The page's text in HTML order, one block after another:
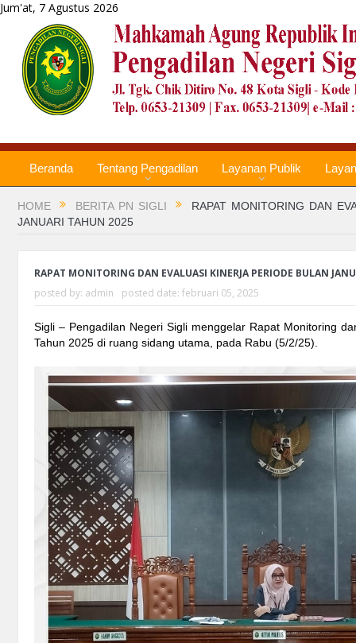
Jum'at, 7 Agustus 2026
Beranda Tentang Pengadilan Layanan Publik
HOME BERITA PN SIGLI
RAPAT MONITORING DAN
JANUARI TAHUN 2025
RAPAT MONITORING DAN EVALUASI KINERJA PERIODE BULAN
posted by: admin posted date: februari 05, 2025
Sigli – Pengadilan Negeri Sigli menggelar Rapat Monitoring
Tahun 2025 di ruang sidang utama, pada Rabu (5/2/25).